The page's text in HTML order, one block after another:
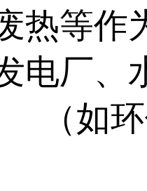
热等作
电厂、
（如